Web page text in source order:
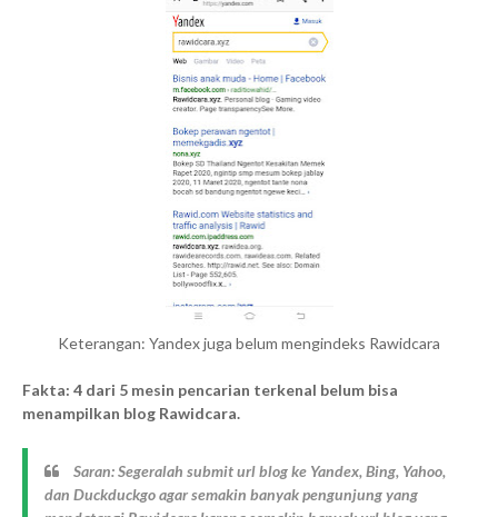
Keterangan: Yandex juga belum mengindeks Rawidcara
Fakta: 4 dari 5 mesin pencarian terkenal belum bisa
menampilkan blog Rawidcara.
Saran: Segeralah submit url blog ke Yandex, Bing, Yahoo,
dan Duckduckgo agar semakin banyak pengunjung yang